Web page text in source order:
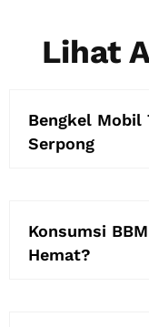
Lihat
Bengkel
Serpong
Konsumsi
Hemat?